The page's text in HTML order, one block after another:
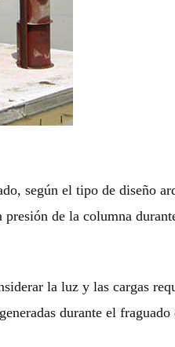
según el tipo de diseño
de la columna
la luz y las cargas
durante el